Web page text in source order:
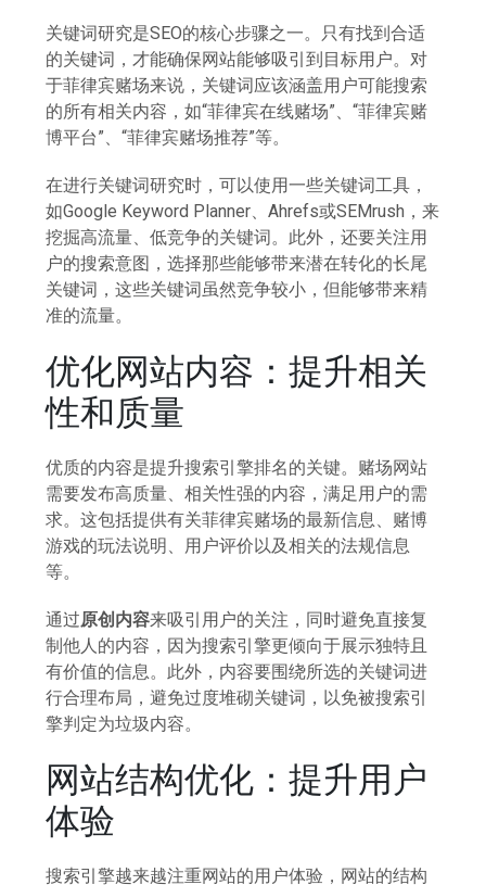
关键词研究是SEO的核心步骤之一。只有找到合适
的关键词，才能确保网站能够吸引到目标用户。对
于菲律宾赌场来说，关键词应该涵盖用户可能搜索
的所有相关内容，如“菲律宾在线赌场”、“菲律宾赌
博平台”、“菲律宾赌场推荐”等。
在进行关键词研究时，可以使用一些关键词工具，
如Google Keyword Planner、Ahrefs或SEMrush，来
挖掘高流量、低竞争的关键词。此外，还要关注用
户的搜索意图，选择那些能够带来潜在转化的长尾
关键词，这些关键词虽然竞争较小，但能够带来精
准的流量。
优化网站内容：提升相关
性和质量
优质的内容是提升搜索引擎排名的关键。赌场网站
需要发布高质量、相关性强的内容，满足用户的需
求。这包括提供有关菲律宾赌场的最新信息、赌博
游戏的玩法说明、用户评价以及相关的法规信息
等。
通过原创内容来吸引用户的关注，同时避免直接复
制他人的内容，因为搜索引擎更倾向于展示独特且
有价值的信息。此外，内容要围绕所选的关键词进
行合理布局，避免过度堆砌关键词，以免被搜索引
擎判定为垃圾内容。
网站结构优化：提升用户
体验
搜索引擎越来越注重网站的用户体验，网站的结构